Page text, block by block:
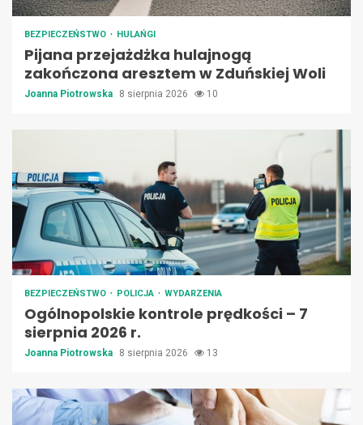
BEZPIECZEŃSTWO HULAŃGI
Pijana przejażdżka hulajnogą
zakończona aresztem w Zduńskiej Woli
Joanna Piotrowska 8 sierpnia 2026 10
BEZPIECZEŃSTWO POLICJA WYDARZENIA
Ogólnopolskie kontrole prędkości – 7
sierpnia 2026 r.
Joanna Piotrowska 8 sierpnia 2026 13